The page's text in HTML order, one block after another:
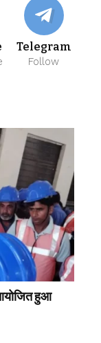
Telegram
Follow
हुआ